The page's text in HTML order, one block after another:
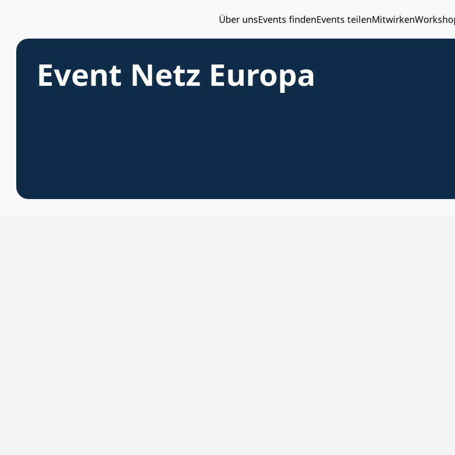
Über unsEvents findenEvents teilenMitwirken
Event Netz Europa